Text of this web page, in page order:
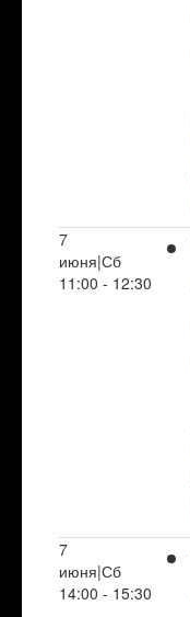
7
июня|Сб
11:00 - 12:30
7
июня|Сб
14:00 - 15:30